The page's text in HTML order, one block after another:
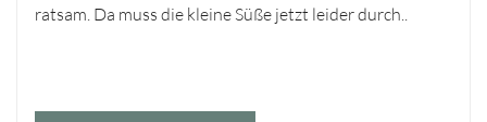
ratsam. Da muss die kleine Süße jetzt leider durch..